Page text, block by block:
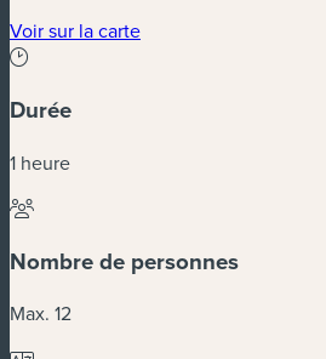
Voir sur la carte(nouvelle fenêtre)
Durée
1 heure
Nombre de personnes
Max. 12